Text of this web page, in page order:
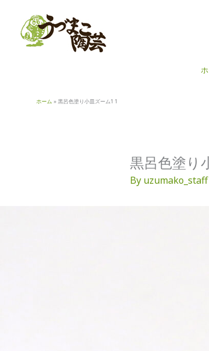
ホーム 黒呂色塗り小皿ズーム1 1
黒呂色塗り
By uzumako_staff